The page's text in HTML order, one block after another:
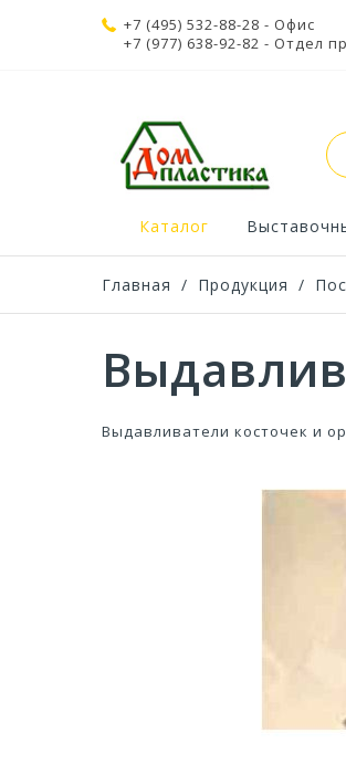
+7 (495) 532-88-28 - Офис
+7 (977) 638-92-82 - Отдел
Каталог
Главная / Продукция /
Выдавливатели косточек и